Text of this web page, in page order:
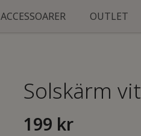
ACCESSOARER OUTLET
Solskärm vit
199 kr